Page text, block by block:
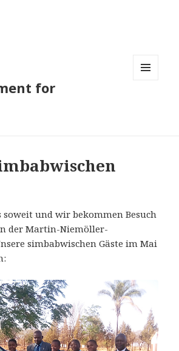
for
soweit und wir bekommen Besuch
der Martin-Niemöller-
simbabwischen Gäste im Mai